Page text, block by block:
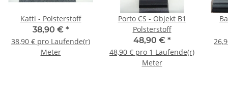
Katti - Polsterstoff
38,90 € *
38,90 € pro Laufende(r)
Meter
Porto CS - Objekt B1
Polsterstoff
48,90 € *
48,90 € pro 1 Laufende(r)
Meter